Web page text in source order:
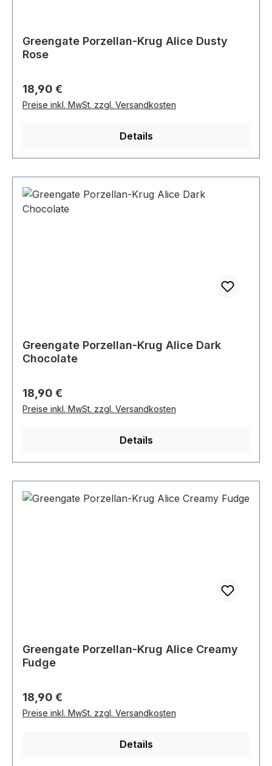
Greengate Porzellan-Krug Alice Dusty
Rose
Regulärer Preis:
18,90 €
Preise inkl. MwSt. zzgl. Versandkosten
Details
Greengate Porzellan-Krug Alice Dark
Chocolate
Regulärer Preis:
18,90 €
Preise inkl. MwSt. zzgl. Versandkosten
Details
Greengate Porzellan-Krug Alice Creamy
Fudge
Regulärer Preis:
18,90 €
Preise inkl. MwSt. zzgl. Versandkosten
Details